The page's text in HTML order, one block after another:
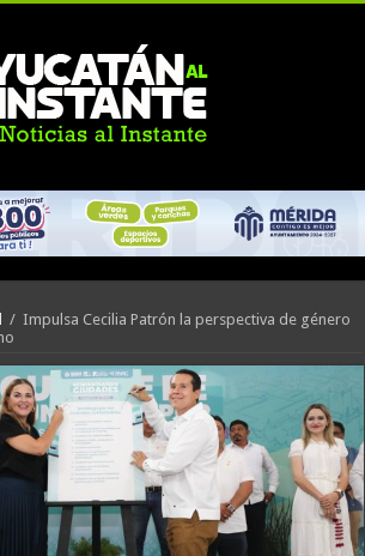
/ Impulsa Cecilia Patrón la perspectiva de género